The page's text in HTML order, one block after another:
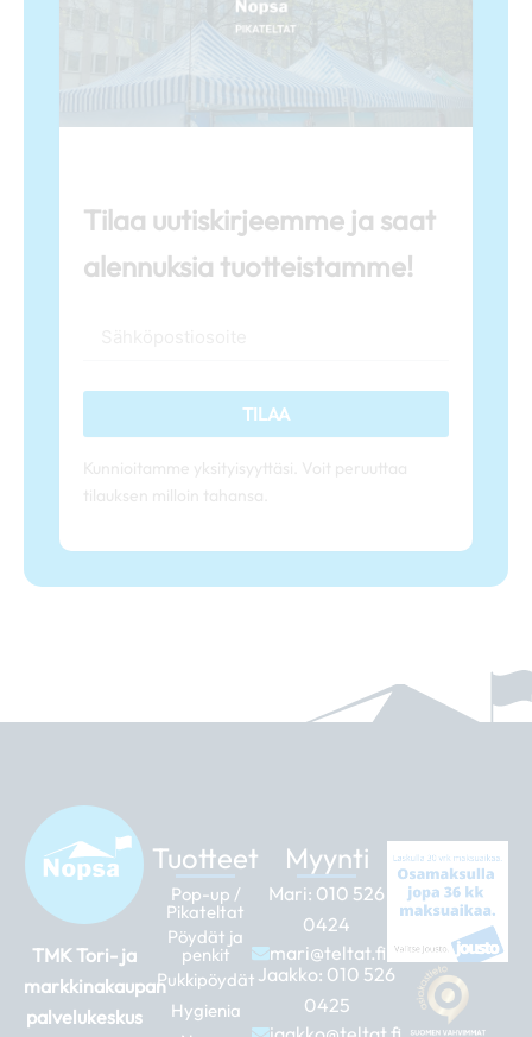
Tilaa uutiskirjeemme ja saat
alennuksia tuotteistamme!
TILAA
TMK Tori- ja
markkinakaupan
palvelukeskus
Tuotteet
Pop-up /
Pikateltat
Pöydät ja
penkit
Pukkipöydät
Hygienia
Myynti
Mari: 010 526
0424
mari@teltat.fi
Jaakko: 010 526
0425